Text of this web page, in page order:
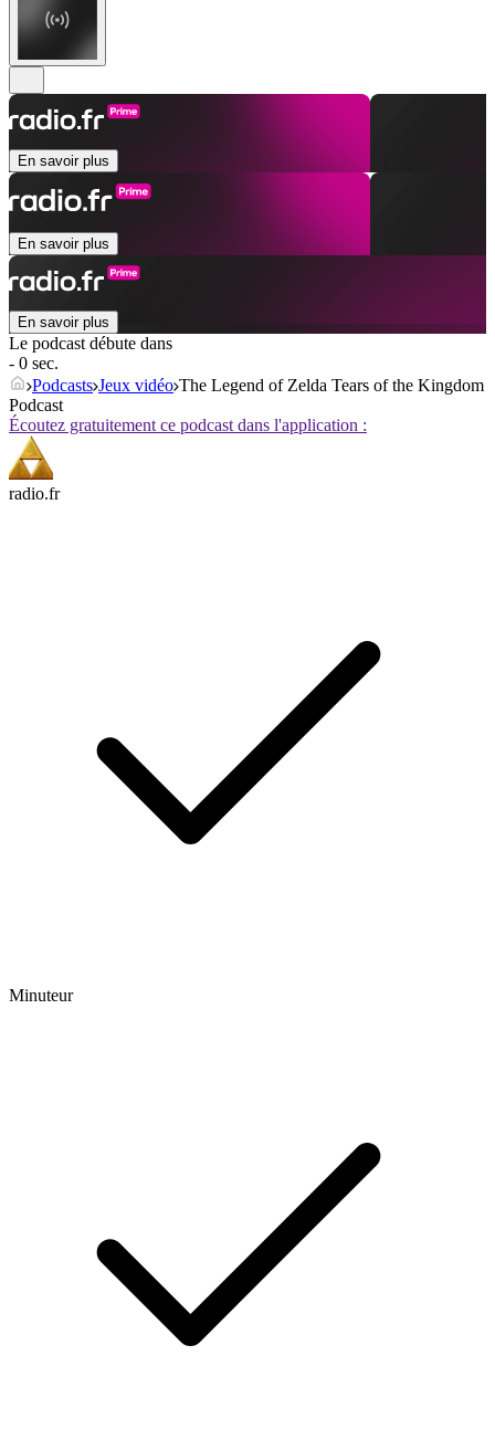
En savoir plus
En savoir plus
En savoir plus
Le podcast débute dans
- 0 sec.
Podcasts Jeux vidéo The Legend of Zelda Tears of the Kingdom
Podcast
Écoutez gratuitement ce podcast dans l'application :
radio.fr
Minuteur